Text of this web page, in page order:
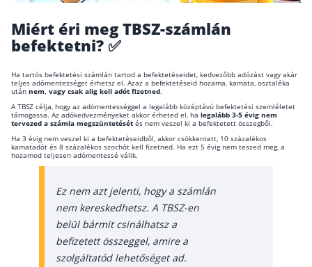
TBSZ számla
ETF
Babakötvény kisokos 👶
Lakástakarék
Hitel
Szabad felhasználású hitel
Lakáshitel
Hitelkiváltás
Miért éri meg TBSZ-számlán
befektetni? ✅
Ha tartós befektetési számlán tartod a befektetéseidet, kedvezőbb adózást vagy akár
teljes adómentességet érhetsz el. Azaz a befektetéseid hozama, kamata, osztaléka
után nem, vagy csak alig kell adót fizetned.
A TBSZ célja, hogy az adómentességgel a legalább középtávú befektetési szemléletet
támogassa. Az adókedvezményeket akkor érheted el, ha legalább 3-5 évig nem
tervezed a számla megszüntetését és nem veszel ki a befektetett összegből.
Ha 3 évig nem veszel ki a befektetéseidből, akkor csökkentett, 10 százalékos
kamatadót és 8 százalékos szochót kell fizetned. Ha ezt 5 évig nem teszed meg, a
hozamod teljesen adómentessé válik.
Ez nem azt jelenti, hogy a számlán
nem kereskedhetsz. A TBSZ-en
belül bármit csinálhatsz a
befizetett összeggel, amire a
szolgáltatód lehetőséget ad.